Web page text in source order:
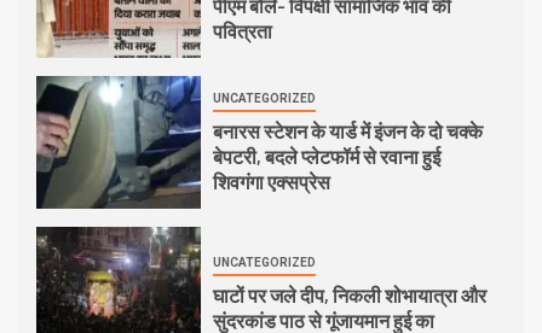
पीएम बोले- विपक्षी सामाजिक भाव की
पवित्रता
UNCATEGORIZED
बनारस स्टेशन के यार्ड में इंजन के दो चक्के
बेपटरी, बदले प्लेटफॉर्म से रवाना हुई
शिवगंगा एक्सप्रेस
UNCATEGORIZED
घाटों पर जले दीप, निकली शोभायात्रा और
सुंदरकांड पाठ से गूंजायमान हुई का